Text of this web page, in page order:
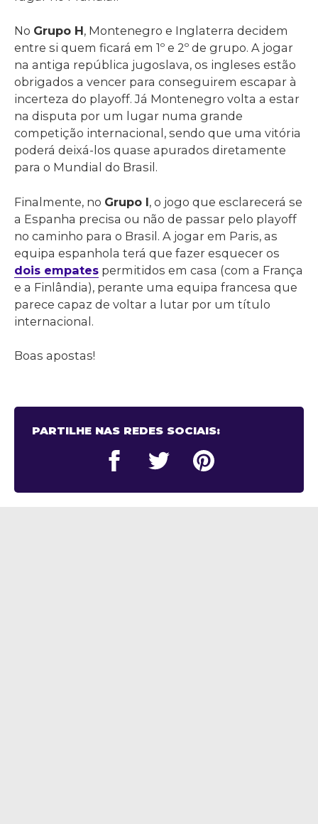
No Grupo H, Montenegro e Inglaterra decidem
entre si quem ficará em 1º e 2º de grupo. A jogar
na antiga república jugoslava, os ingleses estão
obrigados a vencer para conseguirem escapar à
incerteza do playoff. Já Montenegro volta a estar
na disputa por um lugar numa grande
competição internacional, sendo que uma vitória
poderá deixá-los quase apurados diretamente
para o Mundial do Brasil.
Finalmente, no Grupo I, o jogo que esclarecerá se
a Espanha precisa ou não de passar pelo playoff
no caminho para o Brasil. A jogar em Paris, as
equipa espanhola terá que fazer esquecer os
dois empates permitidos em casa (com a França
e a Finlândia), perante uma equipa francesa que
parece capaz de voltar a lutar por um título
internacional.
Boas apostas!
PARTILHE NAS REDES SOCIAIS: